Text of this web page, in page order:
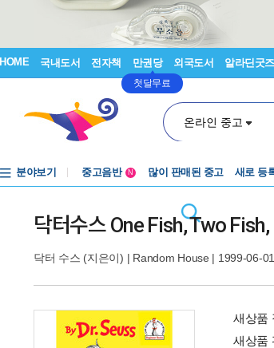
HOME 국내도서 전자책 만권당
첫달무료
외국도서 알라딘굿즈
온라인 중고
분야보기
중고음반
N 많이 판매된 중고 새로 등
닥터수스 One Fish, Two
닥터 수스 (지은이) | Random House | 1999-06-01
새상품
새상품